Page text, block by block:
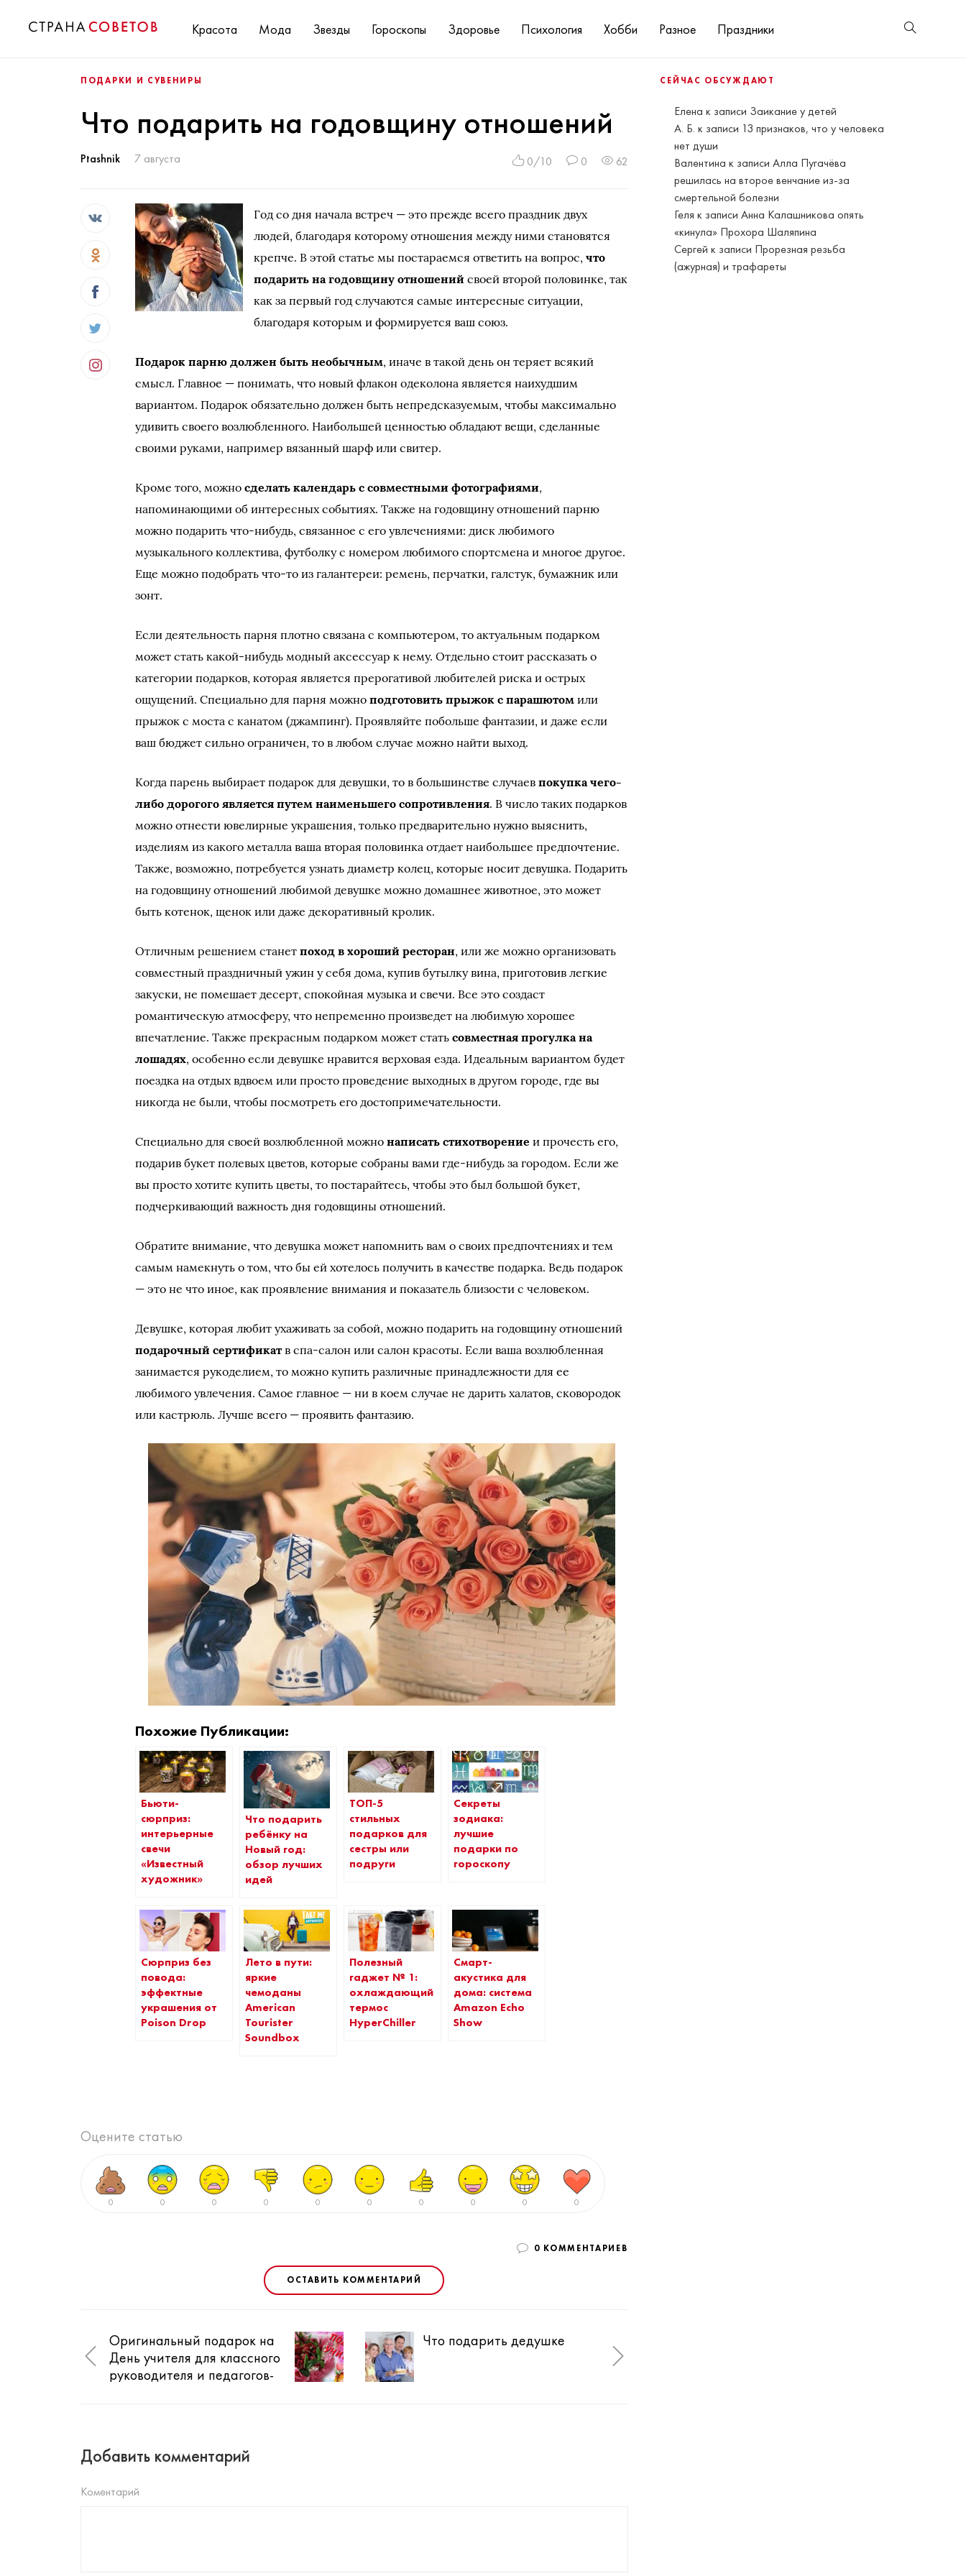
Красота Мода Звезды Гороскопы Здоровье Психология Хобби Разное Праздники
СЕЙЧАС ОБСУЖДАЮТ
Елена к записи Заикание у детей
А. Б. к записи 13 признаков, что у человека
нет души
Валентина к записиАлла Пугачёва
решилась на второе венчание из-за
смертельной болезни
Геля к записиАнна Калашникова опять
«кинула» Прохора Шаляпина
Сергей к записи Прорезная резьба
(ажурная) и трафареты
ПОДАРКИ И СУВЕНИРЫ
Что подарить на годовщину отношений
Ptashnik 7 августа 0/10 0 62
Год со дня начала встреч — это прежде всего праздник двух
людей, благодаря которому отношения между ними становятся
крепче. В этой статье мы постараемся ответить на вопрос,что
подарить на годовщину отношений своей второй половинке, так
как за первый год случаются самые интересные ситуации,
благодаря которым и формируется ваш союз.
Подарок парню должен быть необычным, иначе в такой день он теряет всякий
смысл. Главное — понимать, что новый флакон одеколона является наихудшим
вариантом. Подарок обязательно должен быть непредсказуемым, чтобы максимально
удивить своего возлюбленного. Наибольшей ценностью обладают вещи, сделанные
своими руками, например вязанный шарф или свитер.
Кроме того, можносделать календарь с совместными фотографиями,
напоминающими об интересных событиях. Также на годовщину отношений парню
можно подарить что-нибудь, связанное с его увлечениями: диск любимого
музыкального коллектива, футболку с номером любимого спортсмена и многое другое.
Еще можно подобрать что-то из галантереи: ремень, перчатки, галстук, бумажник или
зонт.
Если деятельность парня плотно связана с компьютером, то актуальным подарком
может стать какой-нибудь модный аксессуар к нему. Отдельно стоит рассказать о
категории подарков, которая является прерогативой любителей риска и острых
ощущений. Специально для парня можноподготовить прыжок с парашютом или
прыжок с моста с канатом (джампинг). Проявляйте побольше фантазии, и даже если
ваш бюджет сильно ограничен, то в любом случае можно найти выход.
Когда парень выбирает подарок для девушки, то в большинстве случаевпокупка чего-
либо дорогого является путем наименьшего сопротивления. В число таких подарков
можно отнести ювелирные украшения, только предварительно нужно выяснить,
изделиям из какого металла ваша вторая половинка отдает наибольшее предпочтение.
Также, возможно, потребуется узнать диаметр колец, которые носит девушка. Подарить
на годовщину отношений любимой девушке можно домашнее животное, это может
быть котенок, щенок или даже декоративный кролик.
Отличным решением станетпоход в хороший ресторан, или же можно организовать
совместный праздничный ужин у себя дома, купив бутылку вина, приготовив легкие
закуски, не помешает десерт, спокойная музыка и свечи. Все это создаст
романтическую атмосферу, что непременно произведет на любимую хорошее
впечатление. Также прекрасным подарком может статьсовместная прогулка на
лошадях, особенно если девушке нравится верховая езда. Идеальным вариантом будет
поездка на отдых вдвоем или просто проведение выходных в другом городе, где вы
никогда не были, чтобы посмотреть его достопримечательности.
Специально для своей возлюбленной можнонаписать стихотворение и прочесть его,
подарив букет полевых цветов, которые собраны вами где-нибудь за городом. Если же
вы просто хотите купить цветы, то постарайтесь, чтобы это был большой букет,
подчеркивающий важность дня годовщины отношений.
Обратите внимание, что девушка может напомнить вам о своих предпочтениях и тем
самым намекнуть о том, что бы ей хотелось получить в качестве подарка. Ведь подарок
— это не что иное, как проявление внимания и показатель близости с человеком.
Девушке, которая любит ухаживать за собой, можно подарить на годовщину отношений
подарочный сертификатв спа-салон или салон красоты. Если ваша возлюбленная
занимается рукоделием, то можно купить различные принадлежности для ее
любимого увлечения. Самое главное — ни в коем случае не дарить халатов, сковородок
или кастрюль. Лучше всего — проявить фантазию.
Похожие Публикации:
Бьюти-
сюрприз:
интерьерные
свечи
«Известный
художник»
Что подарить
ребёнку на
Новый год:
обзор лучших
идей
ТОП-5
стильных
подарков для
сестры или
подруги
Секреты
зодиака:
лучшие
подарки по
гороскопу
Сюрприз без
повода:
эффектные
украшения от
Poison Drop
Лето в пути:
яркие
чемоданы
American
Tourister
Soundbox
Полезный
гаджет № 1:
охлаждающий
термос
HyperChiller
Смарт-
акустика для
дома: система
Amazon Echo
Show
Оцените статью
0 0 0 0 0 0 0 0 0 0
0 КОММЕНТАРИЕВ
ОСТАВИТЬ КОММЕНТАРИЙ
Оригинальный подарок на
День учителя для классного
руководителя и педагогов-
Что подарить дедушке
Добавить комментарий
Коментарий